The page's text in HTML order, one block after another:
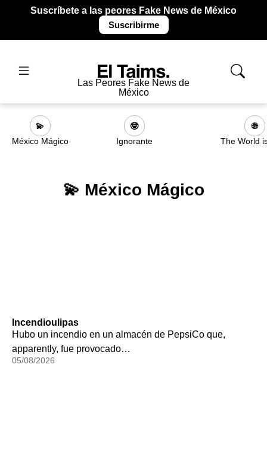
Suscríbete a las peores Fake News de México
Suscribirme
Las Peores Fake News de
México
💫
México Mágico
🤓
Ignorante
🌐
The World
💫 México Mágico
Incendioulipas
Hubo un incendio en un almacén de PepsiCo que,
apparently, fue provocado…
05/08/2026